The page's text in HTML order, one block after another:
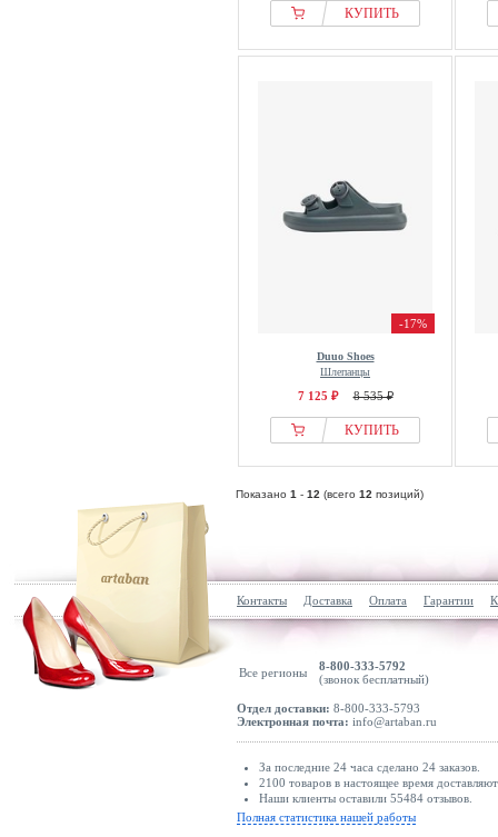
КУПИТЬ
-17%
Duuo Shoes
Шлепанцы
7 125 ₽ 8 535 ₽
КУПИТЬ
Показано 1 - 12 (всего 12 позиций)
Контакты Доставка Оплата Гарантии
Все регионы
8-800-333-5792
(звонок бесплатный)
Отдел доставки: 8-800-333-5793
Электронная почта: info@artaban.ru
За последние 24 часа сделано 24 заказов.
2100 товаров в настоящее время
Наши клиенты оставили 55484 отзывов.
Полная статистика нашей работы